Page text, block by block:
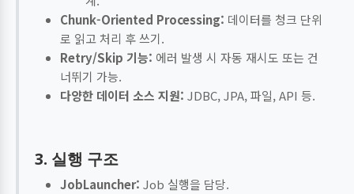
Chunk-Oriented Processing: 데이터를 청크 단위
로 읽고 처리 후 쓰기.
Retry/Skip 기능: 에러 발생 시 자동 재시도 또는 건
너뛰기 가능.
다양한 데이터 소스 지원: JDBC, JPA, 파일, API 등.
3. 실행 구조
JobLauncher: Job 실행을 담당.